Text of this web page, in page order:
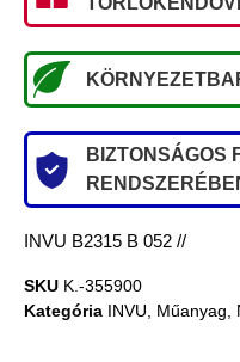
BIZTONSÁGOS
INVU B2315 B 052 //
SKU K.-355900
Kategória INVU Műanyag